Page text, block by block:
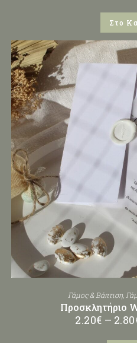
Στο
Γάμος & Βάπτιση,
Προσκλητήριο
2.20€ – 2.80